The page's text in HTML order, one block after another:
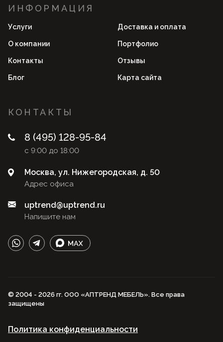
ИНФОРМАЦИЯ
Услуги Доставка и оплата
О компании Портфолио
Контакты Отзывы
Блог Карта сайта
КОНТАКТЫ
8 (495) 128-95-84
с 9:00 до 18:00
Адрес офиса
Москва, ул. Нижегородская, д. 50
Напишите нам
uptrend@uptrend.ru
© 2004 - 2026 гг. ООО «АПТРЕНД МЕБЕЛЬ». Все права
защищены
Политика конфиденциальности